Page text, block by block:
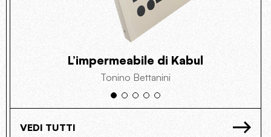
L’impermeabile di Kabul
Tonino Bettanini
VEDI TUTTI